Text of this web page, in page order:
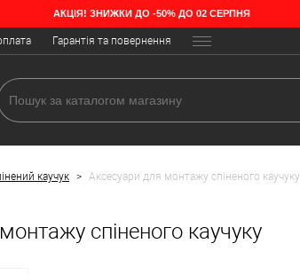
АКЦІЯ! ЗНИЖКИ ДО -50% ДО 02 СЕРПНЯ
Гарантія та повернення
каучук > Аксесуари для монтажу спіненого каучуку
спіненого каучуку